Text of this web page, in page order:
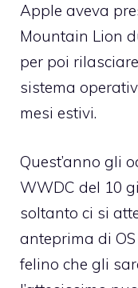
Apple aveva
Mountain Lion
per poi
sistema
mesi estivi.
Quest’anno gli
WWDC del 10
soltanto ci si
anteprima di
felino che gli